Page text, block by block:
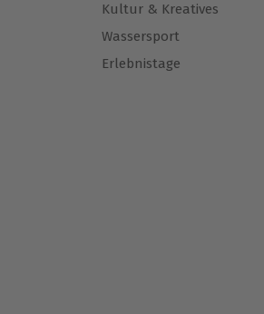
Kultur & Kreatives
Wassersport
Erlebnistage